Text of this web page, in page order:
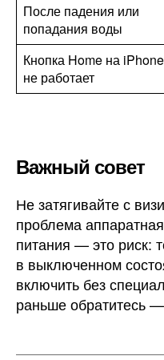
После падения или
попадания воды
Кнопка Home на iPhone
не работает
Важный совет
Не затягивайте с
проблема
питания — это риск:
в выключенном
включить без
раньше обратитесь